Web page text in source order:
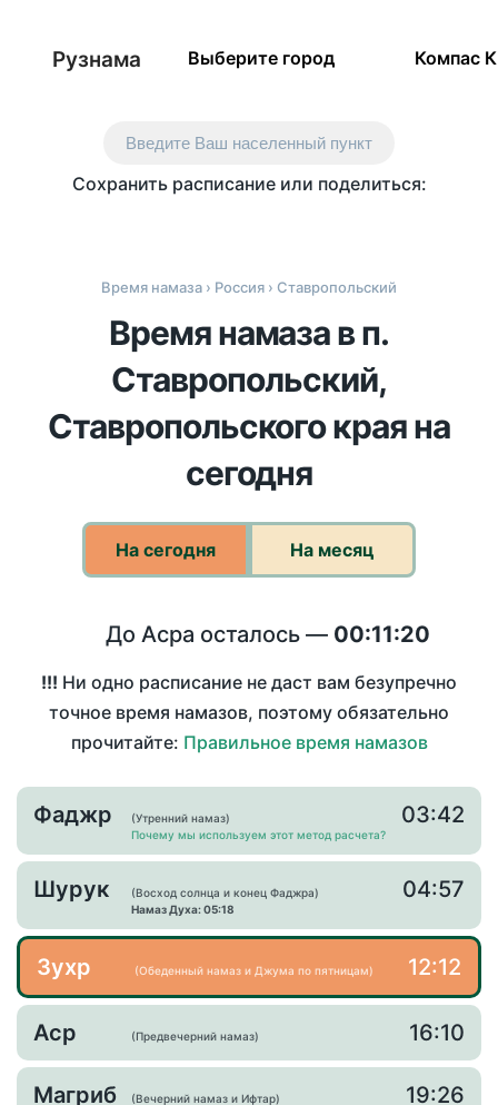
Рузнама Выберите город Компас
Введите Ваш населенный пункт
Сохранить расписание или поделиться:
Время намаза › Россия › Ставропольский
Время намаза в п.
Ставропольский,
Ставропольского края на
сегодня
На сегодня На месяц
До Асра осталось — 00:11:20
!!! Ни одно расписание не даст вам безупречно
точное время намазов, поэтому обязательно
прочитайте: Правильное время намазов
Фаджр
(Утренний намаз)
Почему мы используем этот метод расчета?
03:42
Шурук
(Восход солнца и конец Фаджра)
Намаз Духа: 05:18
04:57
Зухр (Обеденный намаз и Джума по пятницам) 12:12
Аср (Предвечерний намаз) 16:10
Магриб
(Вечерний намаз и Ифтар)
19:26